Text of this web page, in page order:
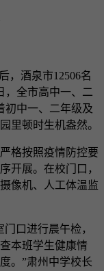
酒泉市12506名
，全市高中一、二
初中一、二年级及
里顿时生机盎然。
格按照疫情防控要
开展。在校门口，
像机、人工体温监
口进行晨午检，
本班学生健康情
。”肃州中学校长